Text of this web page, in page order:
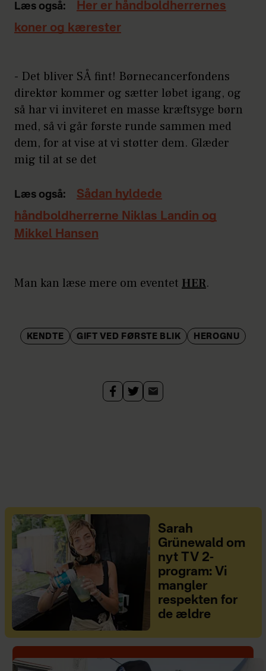
Læs også:
Her er håndboldherrernes
koner og kærester
- Det bliver SÅ fint! Børnecancerfondens
direktør kommer og sætter løbet igang, og
så har vi inviteret en masse kræftsyge børn
med, så vi går første runde sammen med
dem, for at vise at vi støtter dem. Glæder
mig til at se det
Læs også:
Sådan hyldede
håndboldherrerne Niklas Landin og
Mikkel Hansen
Man kan læse mere om eventet HER.
KENDTE GIFT VED FØRSTE BLIK HEROGNU
Sarah
Grünewald om
nyt TV 2-
program: Vi
mangler
respekten for
de ældre